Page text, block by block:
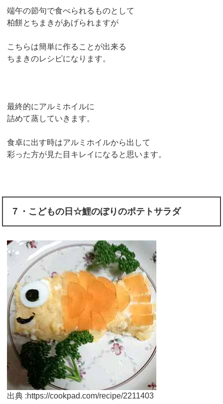
端午の節句で食べられるものとして
柏餅とちまきがあげられますが
こちらは簡単に作ることが出来る
ちまきのレシピになります。
最終的にアルミホイルに
詰めて蒸していきます。
食卓に出す時はアルミホイルから出して
彩った方が見た目キレイになると思います。
７・こどもの日☆鯉のぼりのポテトサラダ
出典 :https://cookpad.com/recipe/2211403